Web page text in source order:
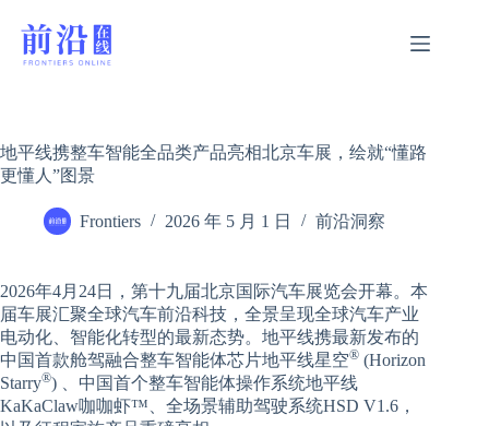
地平线携整车智能全品类产品亮相北京车展，绘就“懂路
更懂人”图景
Frontiers 2026 年 5 月 1 日 前沿洞察
2026年4月24日，第十九届北京国际汽车展览会开幕。本
届车展汇聚全球汽车前沿科技，全景呈现全球汽车产业
电动化、智能化转型的最新态势。地平线携最新发布的
中国首款舱驾融合整车智能体芯片地平线星空® (Horizon
Starry®) 、中国首个整车智能体操作系统地平线
KaKaClaw咖咖虾™、全场景辅助驾驶系统HSD V1.6，